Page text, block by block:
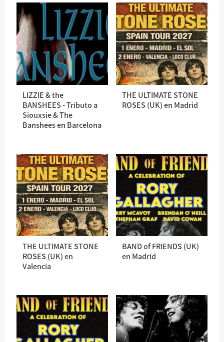
LIZZIE & the
BANSHEES - Tributo a
Siouxsie & The
Banshees en Barcelona
THE ULTIMATE STONE
ROSES (UK) en Madrid
THE ULTIMATE STONE
ROSES (UK) en
Valencia
BAND of FRIENDS (UK)
en Madrid